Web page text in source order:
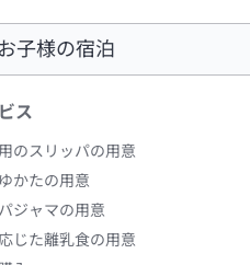
お子様の宿泊
ス
のスリッパの用意
かたの用意
ジャマの用意
じた離乳食の用意